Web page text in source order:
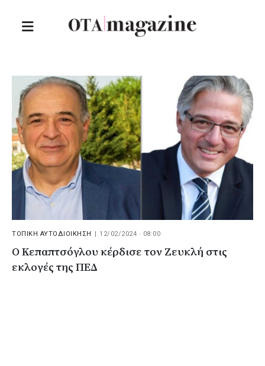
ΤΟΠΙΚΗ ΑΥΤΟΔΙΟΙΚΗΣΗ 12/02/2024 · 08:00
Ο Κεπαπτσόγλου κέρδισε τον Ζευκλή στις
εκλογές της ΠΕΔ